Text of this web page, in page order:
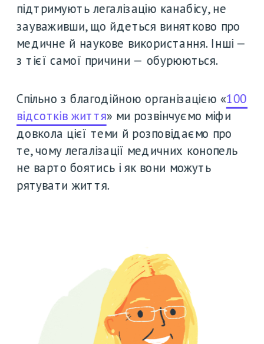
підтримують легалізацію канабісу, не
зауваживши, що йдеться винятково про
медичне й наукове використання. Інші —
з тієї самої причини — обурюються.
Спільно з благодійною організацією «100
відсотків життя» ми розвінчуємо міфи
довкола цієї теми й розповідаємо про
те, чому легалізації медичних конопель
не варто боятись і як вони можуть
рятувати життя.